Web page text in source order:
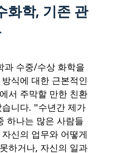
화학, 기존 관
과 수중/수상 화학을
식에 대한 근본적인
서 주막할 만한 친환
니다. "수년간 제가
하나는 많은 사람들
신의 업무와 어떻게
하거나, 자신의 일과